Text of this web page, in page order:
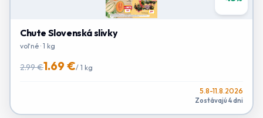
Chute Slovenská slivky
voľné · 1 kg
2.99 €1.69 €/ 1 kg
5.8-11.8.2026
Zostávajú 4 dni